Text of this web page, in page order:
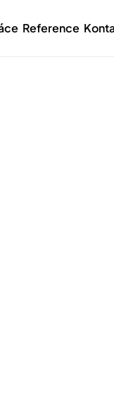
Reference